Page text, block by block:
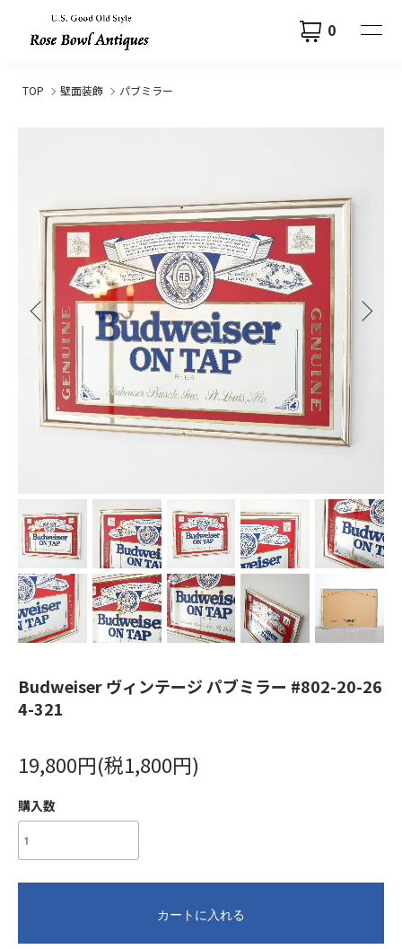
0
TOP 壁面装飾 パブミラー
Budweiser ヴィンテージ パブミラー #802-20-26
4-321
19,800円(税1,800円)
購入数
カートに入れる